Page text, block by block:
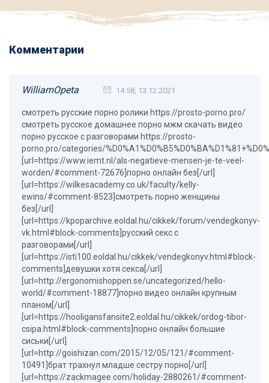
Комментарии
WilliamOpeta 14:58, 13.12.2021
смотреть русские порно ролики https://prosto-porno.pro/
смотреть русское домашнее порно мжм скачать видео
порно русское с разговорами https://prosto-
porno.pro/categories/
[url=https://www.iemt.nl/als-negatieve-mensen-je-te-veel-
worden/#comment-72676]порно онлайн без[/url]
[url=https://wilkesacademy.co.uk/faculty/kelly-
ewins/#comment-8523]смотреть порно женщины
без[/url]
[url=https://kpoparchive.eoldal.hu/cikkek/forum/vendegkonyv-
vk.html#block-comments]русский секс с
разговорами[/url]
[url=https://isti100.eoldal.hu/cikkek/vendegkonyv.html#block-
comments]девушки хотя секса[/url]
[url=http://ergonomishoppen.se/uncategorized/hello-
world/#comment-18877]порно видео онлайн крупным
планом[/url]
[url=https://hooligansfansite2.eoldal.hu/cikkek/ordog-tibor-
csipa.html#block-comments]порно онлайн большие
сиськи[/url]
[url=http://goishizan.com/2015/12/05/121/#comment-
10491]брат трахнул младше сестру порно[/url]
[url=https://zackmagee.com/holiday-2880261/#comment-